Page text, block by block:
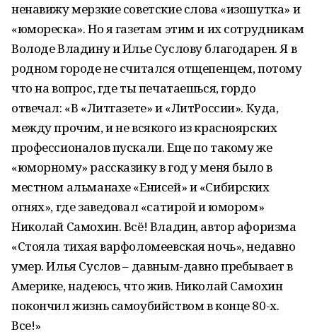
ненавижу мерзкие советские слова «изошутка» и
«юмореска». Но я газетам этим и их сотрудникам
Володе Владину и Илье Суслову благодарен. Я в
родном городе не считался отщепенцем, потому
что на вопрос, где ты печатаешься, гордо
отвечал: «В «Литгазете» и «ЛитРоссии». Куда,
между прочим, и не всякого из красноярских
профессионалов пускали. Еще по такому же
«юморному» рассказику в год у меня было в
местном альманахе «Енисей» и «Сибирских
огнях», где заведовал «сатирой и юмором»
Николай Самохин. Всё! Владин, автор афоризма
«Стояла тихая варфоломеевская ночь», недавно
умер. Илья Суслов – давным-давно пребывает в
Америке, надеюсь, что жив. Николай Самохин
покончил жизнь самоубийством в конце 80-х.
Все!»